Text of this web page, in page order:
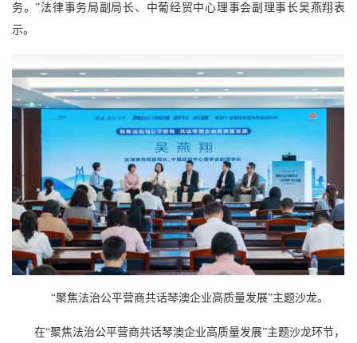
务。”法律事务局副局长、中葡经贸中心理事会副理事长吴燕翔表
示。
“聚焦法治公平营商共话琴澳企业高质量发展”主题沙龙。
在“聚焦法治公平营商共话琴澳企业高质量发展”主题沙龙环节，